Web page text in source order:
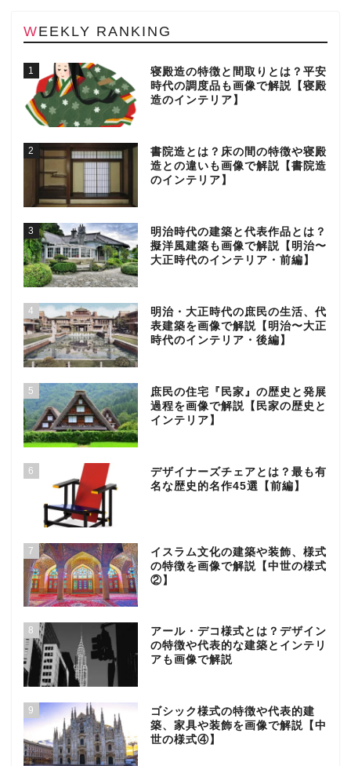
WEEKLY RANKING
1
寝殿造の特徴と間取りとは？平安
時代の調度品も画像で解説【寝殿
造のインテリア】
2
書院造とは？床の間の特徴や寝殿
造との違いも画像で解説【書院造
のインテリア】
3
明治時代の建築と代表作品とは？
擬洋風建築も画像で解説【明治〜
大正時代のインテリア・前編】
4
明治・大正時代の庶民の生活、代
表建築を画像で解説【明治〜大正
時代のインテリア・後編】
5
庶民の住宅『民家』の歴史と発展
過程を画像で解説【民家の歴史と
インテリア】
6
デザイナーズチェアとは？最も有
名な歴史的名作45選【前編】
7
イスラム文化の建築や装飾、様式
の特徴を画像で解説【中世の様式
②】
8
アール・デコ様式とは？デザイン
の特徴や代表的な建築とインテリ
アも画像で解説
9
ゴシック様式の特徴や代表的建
築、家具や装飾を画像で解説【中
世の様式④】